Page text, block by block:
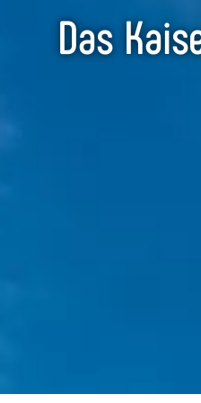
Das